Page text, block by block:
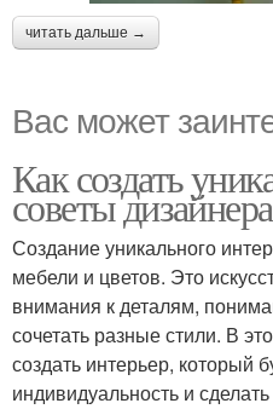
читать дальше →
Вас может
Как создать
советы дизайнера
Создание уникального
мебели и цветов. Это
внимания к деталям,
сочетать разные стили. В
создать интерьер, который
индивидуальность и